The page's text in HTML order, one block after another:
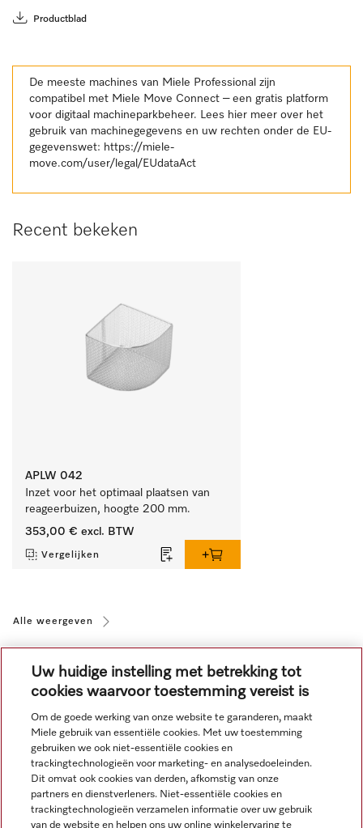
Productblad
De meeste machines van Miele Professional zijn
compatibel met Miele Move Connect – een gratis platform
voor digitaal machineparkbeheer. Lees hier meer over het
gebruik van machinegegevens en uw rechten onder de EU-
gegevenswet: https://miele-
move.com/user/legal/EUdataAct
Recent bekeken
APLW 042
Inzet voor het optimaal plaatsen van
reageerbuizen, hoogte 200 mm.
353,00 € excl. BTW
Vergelijken
Alle weergeven
Navigatie
Service
Uw huidige instelling met betrekking tot
cookies waarvoor toestemming vereist is
Om de goede werking van onze website te garanderen, maakt
Miele gebruik van essentiële cookies. Met uw toestemming
gebruiken we ook niet-essentiële cookies en
trackingtechnologieën voor marketing- en analysedoeleinden.
Dit omvat ook cookies van derden, afkomstig van onze
partners en dienstverleners. Niet-essentiële cookies en
trackingtechnologieën verzamelen informatie over uw gebruik
van de website en helpen ons uw online winkelervaring te